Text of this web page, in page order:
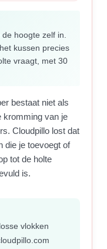
hoogte zelf in.
kussen precies
vraagt, met 30
bestaat niet als
kromming van je
Cloudpillo lost dat
die je toevoegt of
tot de holte
is.
vlokken